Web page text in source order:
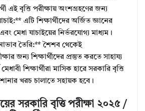
এই বৃত্তি পরীক্ষায় অংশগ্রহণের জন্য
এটি শিক্ষার্থীদের অর্জিত জ্ঞানের
মেধা যাচাইয়ের নির্ভরযোগ্য মাধ্যম।
তৈরি:** শৈশব থেকেই
জন্য শিক্ষার্থীদের প্রস্তুত করতে সাহায্য
শিক্ষার্থীরা মাসিক হারে সরকারি বৃত্তি
খরচ চালাতে সহায়ক হবে।
সরকারি বৃত্তি পরীক্ষা ২০২৫ /